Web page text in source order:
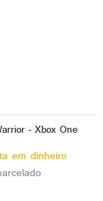
- Xbox One
em dinheiro